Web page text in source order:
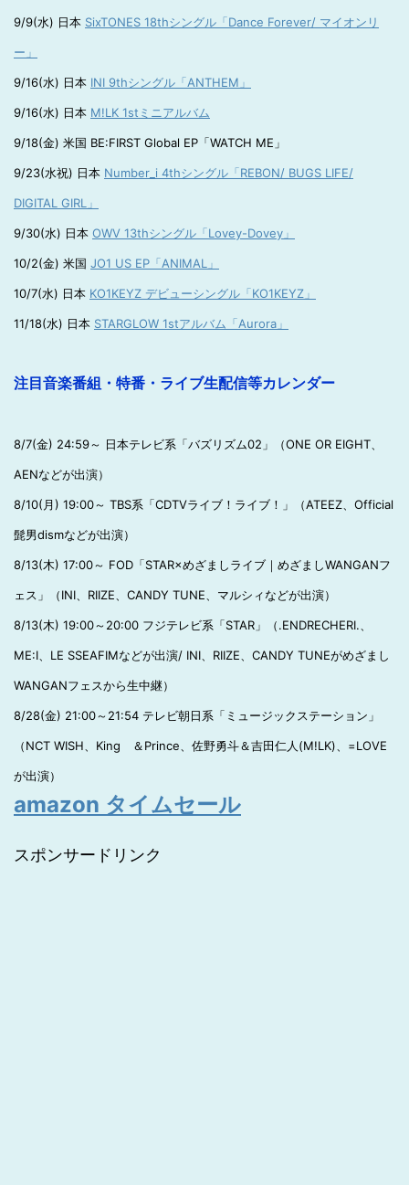
9/9(水) 日本 SixTONES 18thシングル「Dance Forever/ マイオンリ
ー」
9/16(水) 日本 INI 9thシングル「ANTHEM」
9/16(水) 日本 M!LK 1stミニアルバム
9/18(金) 米国 BE:FIRST Global EP「WATCH ME」
9/23(水祝) 日本 Number_i 4thシングル「REBON/ BUGS LIFE/
DIGITAL GIRL」
9/30(水) 日本 OWV 13thシングル「Lovey-Dovey」
10/2(金) 米国 JO1 US EP「ANIMAL」
10/7(水) 日本 KO1KEYZ デビューシングル「KO1KEYZ」
11/18(水) 日本 STARGLOW 1stアルバム「Aurora」
注目音楽番組・特番・ライブ生配信等カレンダー
8/7(金) 24:59～ 日本テレビ系「バズリズム02」（ONE OR EIGHT、
AENなどが出演）
8/10(月) 19:00～ TBS系「CDTVライブ！ライブ！」（ATEEZ、Official
髭男dismなどが出演）
8/13(木) 17:00～ FOD「STAR×めざましライブ｜めざましWANGANフ
ェス」（INI、RIIZE、CANDY TUNE、マルシィなどが出演）
8/13(木) 19:00～20:00 フジテレビ系「STAR」（.ENDRECHERI.、
ME:I、LE SSEAFIMなどが出演/ INI、RIIZE、CANDY TUNEがめざまし
WANGANフェスから生中継）
8/28(金) 21:00～21:54 テレビ朝日系「ミュージックステーション」
（NCT WISH、King ＆Prince、佐野勇斗＆吉田仁人(M!LK)、=LOVE
が出演）
amazon タイムセール
スポンサードリンク